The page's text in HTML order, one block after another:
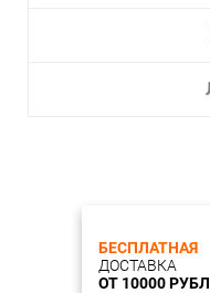
БЕСПЛАТНАЯ
ДОСТАВКА
ОТ 10000